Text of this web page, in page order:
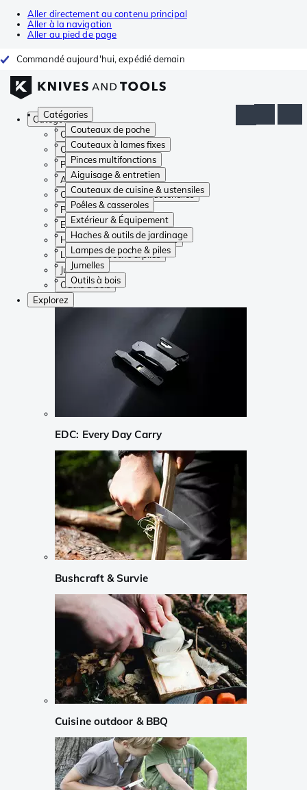
Aller directement au contenu principal
Aller à la navigation
Aller au pied de page
Commandé aujourd'hui, expédié demain
Catégories
Couteaux de poche
Couteaux à lames fixes
Pinces multifonctions
Aiguisage & entretien
Couteaux de cuisine & ustensiles
Poêles & casseroles
Extérieur & Équipement
Haches & outils de jardinage
Lampes de poche & piles
Jumelles
Outils à bois
Catégories
Couteaux de poche
Couteaux à lames fixes
Pinces multifonctions
Aiguisage & entretien
Couteaux de cuisine & ustensiles
Poêles & casseroles
Extérieur & Équipement
Haches & outils de jardinage
Lampes de poche & piles
Jumelles
Outils à bois
Explorez
EDC: Every Day Carry
Bushcraft & Survie
Cuisine outdoor & BBQ